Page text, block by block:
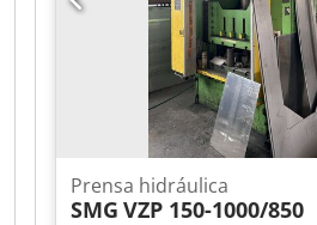
Prensa hidráulica
SMG VZP 150-1000/850